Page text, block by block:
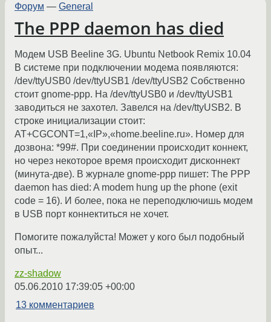
Форум — General
The PPP daemon has died
Модем USB Beeline 3G. Ubuntu Netbook Remix 10.04
В системе при подключении модема появляются:
/dev/ttyUSB0 /dev/ttyUSB1 /dev/ttyUSB2 Собственно
стоит gnome-ppp. На /dev/ttyUSB0 и /dev/ttyUSB1
заводиться не захотел. Завелся на /dev/ttyUSB2. В
строке инициализации стоит:
AT+CGCONT=1,«IP»,«home.beeline.ru». Номер для
дозвона: *99#. При соединении происходит коннект,
но через некоторое время происходит дисконнект
(минута-две). В журнале gnome-ppp пишет: The PPP
daemon has died: A modem hung up the phone (exit
code = 16). И более, пока не переподключишь модем
в USB порт коннектиться не хочет.
Помогите пожалуйста! Может у кого был подобный
опыт...
zz-shadow
05.06.2010 17:39:05 +00:00
13 комментариев